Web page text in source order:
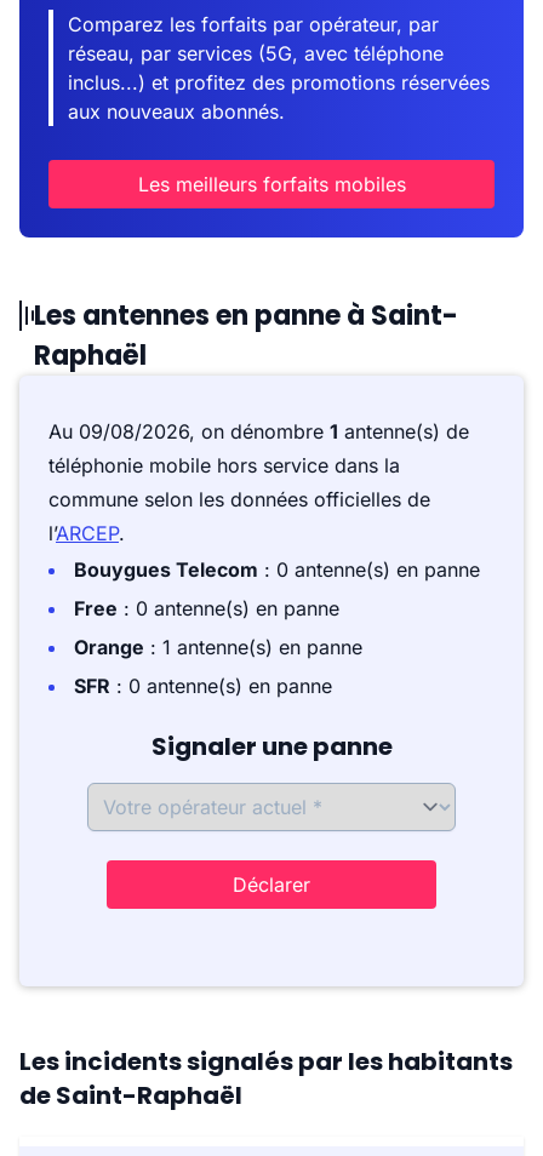
Comparez les forfaits par opérateur, par
réseau, par services (5G, avec téléphone
inclus...) et profitez des promotions réservées
aux nouveaux abonnés.
Les meilleurs forfaits mobiles
Les antennes en panne à Saint-
Raphaël
Au 09/08/2026, on dénombre 1 antenne(s) de
téléphonie mobile hors service dans la
commune selon les données officielles de
l’ARCEP.
Bouygues Telecom : 0 antenne(s) en panne
Free : 0 antenne(s) en panne
Orange : 1 antenne(s) en panne
SFR : 0 antenne(s) en panne
Signaler une panne
Déclarer
Les incidents signalés par les habitants
de Saint-Raphaël